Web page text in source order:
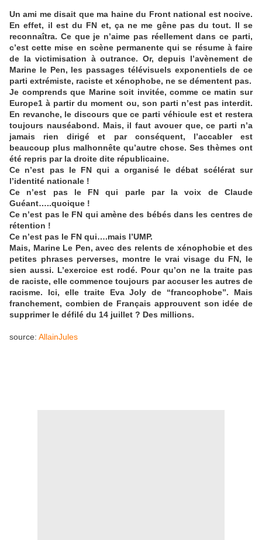
Un ami me disait que ma haine du Front national est nocive.
En effet, il est du FN et, ça ne me gêne pas du tout. Il se
reconnaîtra. Ce que je n’aime pas réellement dans ce parti,
c’est cette mise en scène permanente qui se résume à faire
de la victimisation à outrance. Or, depuis l’avènement de
Marine le Pen, les passages télévisuels exponentiels de ce
parti extrémiste, raciste et xénophobe, ne se démentent pas.
Je comprends que Marine soit invitée, comme ce matin sur
Europe1 à partir du moment ou, son parti n’est pas interdit.
En revanche, le discours que ce parti véhicule est et restera
toujours nauséabond. Mais, il faut avouer que, ce parti n’a
jamais rien dirigé et par conséquent, l’accabler est
beaucoup plus malhonnête qu’autre chose. Ses thèmes ont
été repris par la droite dite républicaine.
Ce n’est pas le FN qui a organisé le débat scélérat sur
l’identité nationale !
Ce n’est pas le FN qui parle par la voix de Claude
Guéant…..quoique !
Ce n’est pas le FN qui amène des bébés dans les centres de
rétention !
Ce n’est pas le FN qui….mais l’UMP.
Mais, Marine Le Pen, avec des relents de xénophobie et des
petites phrases perverses, montre le vrai visage du FN, le
sien aussi. L’exercice est rodé. Pour qu’on ne la traite pas
de raciste, elle commence toujours par accuser les autres de
racisme. Ici, elle traite Eva Joly de “francophobe”. Mais
franchement, combien de Français approuvent son idée de
supprimer le défilé du 14 juillet ? Des millions.
source: AllainJules